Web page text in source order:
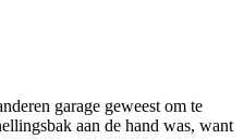
garage geweest om te
aan de hand was, want